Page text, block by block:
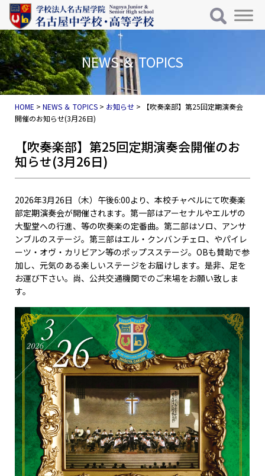
コンテンツへスキップ
メインナビゲーション
NEWS ＆ TOPICS
HOME >NEWS ＆ TOPICS > お知らせ >
【吹奏楽部】第25回定期演奏会
開催のお知らせ(3月26日)
【吹奏楽部】第25回定期演奏会開催のお
知らせ(3月26日)
2026年3月26日（木）午後6:00より、本校チャペルにて吹奏楽
部定期演奏会が開催されます。第一部はアーセナルやエルザの
大聖堂への行進、等の吹奏楽の定番曲。第二部はソロ、アンサ
ンブルのステージ。第三部はエル・クンバンチェロ、やパイレ
ーツ・オヴ・カリビアン等のポップスステージ。OBも賛助で参
加し、元気のある楽しいステージをお届けします。是非、足を
お運び下さい。尚、公共交通機関でのご来場をお願い致しま
す。